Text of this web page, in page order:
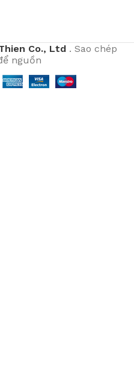
Co., Ltd. Sao chép
nguồn